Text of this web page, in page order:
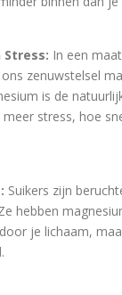
Stress: In een
ons zenuwstelsel
is de
stress, hoe
Suikers zijn
hebben
je lichaam,